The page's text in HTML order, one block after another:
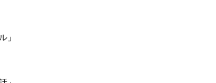
」